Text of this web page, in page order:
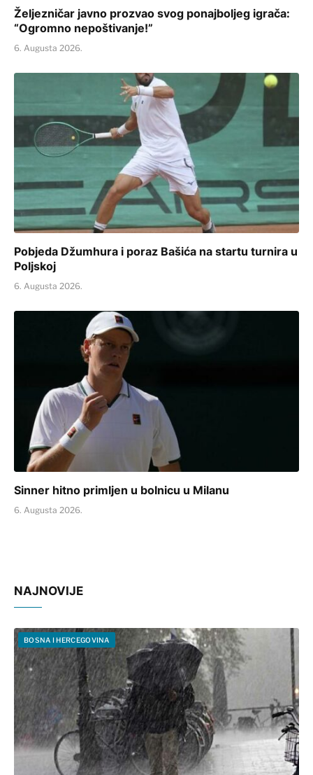
Željezničar javno prozvao svog ponajboljeg igrača:
“Ogromno nepoštivanje!”
6. Augusta 2026.
Pobjeda Džumhura i poraz Bašića na startu turnira u
Poljskoj
6. Augusta 2026.
Sinner hitno primljen u bolnicu u Milanu
6. Augusta 2026.
NAJNOVIJE
BOSNA I HERCEGOVINA